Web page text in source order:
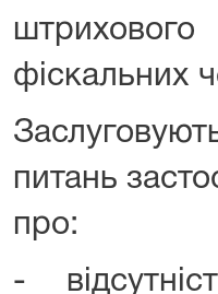
фіскальних
питань
про:
-